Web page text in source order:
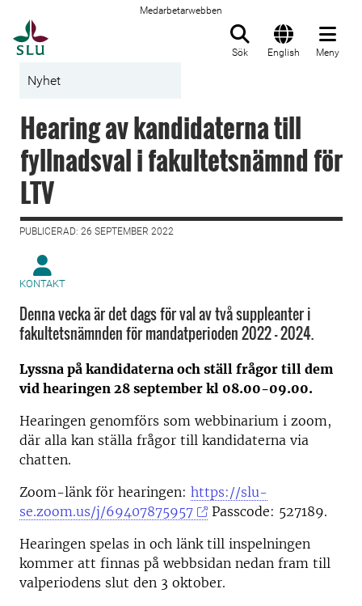
Medarbetarwebben
Sök English Meny
Nyhet
Hearing av kandidaterna till
fyllnadsval i fakultetsnämnd för
LTV
PUBLICERAD: 26 SEPTEMBER 2022
KONTAKT
Denna vecka är det dags för val av två suppleanter i
fakultetsnämnden för mandatperioden 2022 – 2024.
Lyssna på kandidaterna och ställ frågor till dem
vid hearingen 28 september kl 08.00-09.00.
Hearingen genomförs som webbinarium i zoom,
där alla kan ställa frågor till kandidaterna via
chatten.
Zoom-länk för hearingen: https://slu-
se.zoom.us/j/69407875957
Passcode: 527189.
Hearingen spelas in och länk till inspelningen
kommer att finnas på webbsidan nedan fram till
valperiodens slut den 3 oktober.